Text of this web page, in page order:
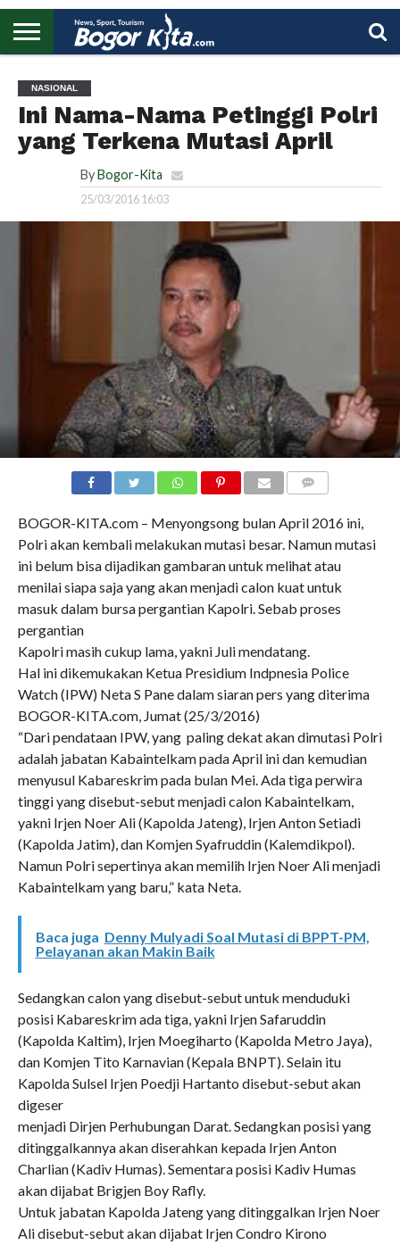
UTAMA
NASIONAL
Ini Nama-Nama Petinggi Polri
yang Terkena Mutasi April
By Bogor-Kita
25/03/2016 16:03
BOGOR-KITA.com – Menyongsong bulan April 2016 ini,
Polri akan kembali melakukan mutasi besar. Namun mutasi
ini belum bisa dijadikan gambaran untuk melihat atau
menilai siapa saja yang akan menjadi calon kuat untuk
masuk dalam bursa pergantian Kapolri. Sebab proses
pergantian
Kapolri masih cukup lama, yakni Juli mendatang.
Hal ini dikemukakan Ketua Presidium Indpnesia Police
Watch (IPW) Neta S Pane dalam siaran pers yang diterima
BOGOR-KITA.com, Jumat (25/3/2016)
“Dari pendataan IPW, yang paling dekat akan dimutasi Polri
adalah jabatan Kabaintelkam pada April ini dan kemudian
menyusul Kabareskrim pada bulan Mei. Ada tiga perwira
tinggi yang disebut-sebut menjadi calon Kabaintelkam,
yakni Irjen Noer Ali (Kapolda Jateng), Irjen Anton Setiadi
(Kapolda Jatim), dan Komjen Syafruddin (Kalemdikpol).
Namun Polri sepertinya akan memilih Irjen Noer Ali menjadi
Kabaintelkam yang baru,” kata Neta.
Baca juga Denny Mulyadi Soal Mutasi di BPPT-PM,
Pelayanan akan Makin Baik
Sedangkan calon yang disebut-sebut untuk menduduki
posisi Kabareskrim ada tiga, yakni Irjen Safaruddin
(Kapolda Kaltim), Irjen Moegiharto (Kapolda Metro Jaya),
dan Komjen Tito Karnavian (Kepala BNPT). Selain itu
Kapolda Sulsel Irjen Poedji Hartanto disebut-sebut akan
digeser
menjadi Dirjen Perhubungan Darat. Sedangkan posisi yang
ditinggalkannya akan diserahkan kepada Irjen Anton
Charlian (Kadiv Humas). Sementara posisi Kadiv Humas
akan dijabat Brigjen Boy Rafly.
Untuk jabatan Kapolda Jateng yang ditinggalkan Irjen Noer
Ali disebut-sebut akan dijabat Irjen Condro Kirono